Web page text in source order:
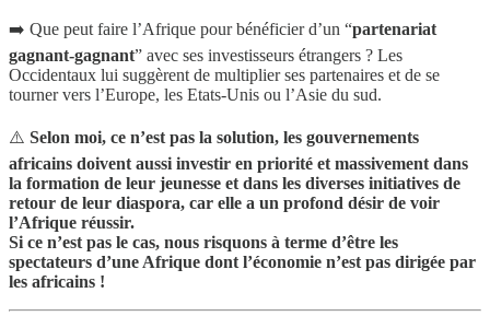
➡️ Que peut faire l’Afrique pour bénéficier d’un “partenariat
gagnant-gagnant” avec ses investisseurs étrangers ? Les
Occidentaux lui suggèrent de multiplier ses partenaires et de se
tourner vers l’Europe, les Etats-Unis ou l’Asie du sud.
⚠️ Selon moi, ce n’est pas la solution, les gouvernements
africains doivent aussi investir en priorité et massivement dans
la formation de leur jeunesse et dans les diverses initiatives de
retour de leur diaspora, car elle a un profond désir de voir
l’Afrique réussir.
Si ce n’est pas le cas, nous risquons à terme d’être les
spectateurs d’une Afrique dont l’économie n’est pas dirigée par
les africains !